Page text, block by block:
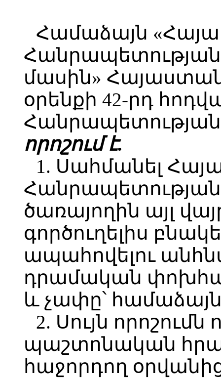
Համաձայն
մասին»
օրենքի 42-րդ
Հանրապետության
որոշում է.
1. Սահմանել
ծառայողին այլ
գործուղելիս
ապահովելու
դրամական
և չափը՝
2. Սույն որոշումն
պաշտոնական
հաջորդող